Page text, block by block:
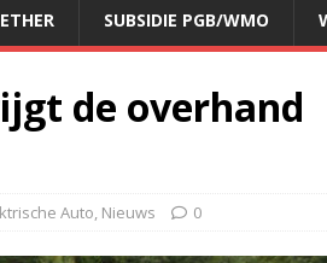
SUBSIDIE PGB/WMO
de overhand
Auto, Nieuws 0